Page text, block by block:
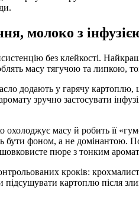
молоко з
без клейкості.
масу тягучою та липкою,
додають у гарячу
зручно застосувати
охолоджує масу й робить її
фоном, а не домінантою.
пюре з тонким
кроків:
картоплю після